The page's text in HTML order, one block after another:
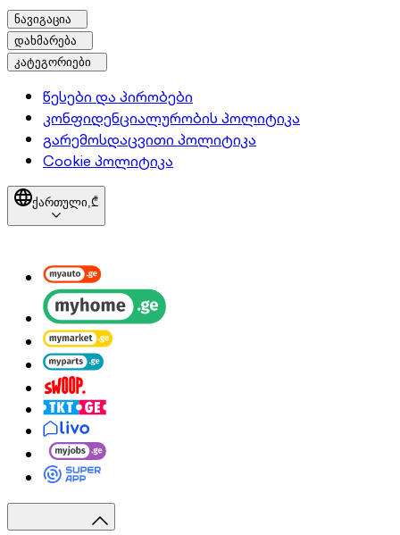
ნავიგაცია
დახმარება
კატეგორიები
წესები და პირობები
კონფიდენციალურობის პოლიტიკა
გარემოსდაცვითი პოლიტიკა
Cookie პოლიტიკა
ქართული, ₾